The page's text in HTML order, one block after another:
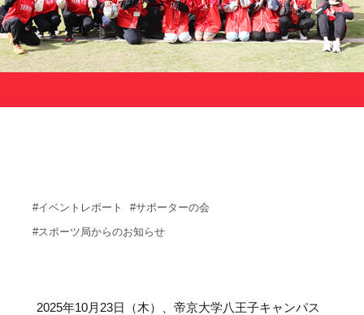
お問い合わせ
プライバシーポリシー
#クラブレポート#インタビュー
#イベントレポート #サポーターの会
#スポーツ局からのお知らせ
2025年10月23日（木）、帝京大学八王子キャンパス